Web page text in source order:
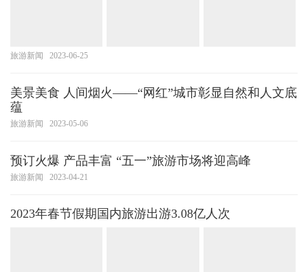
旅游新闻 2023-06-25
美景美食 人间烟火——“网红”城市彰显自然和人文底
蕴
旅游新闻 2023-05-06
预订火爆 产品丰富 “五一”旅游市场将迎高峰
旅游新闻 2023-04-21
2023年春节假期国内旅游出游3.08亿人次